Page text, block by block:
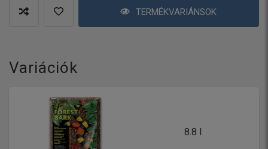
TERMÉKVARIÁNSOK
Variációk
8.8 l